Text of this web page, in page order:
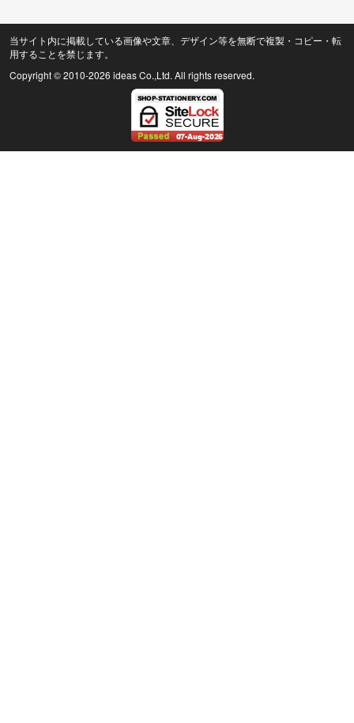
当サイト内に掲載している画像や文章、デザイン等を無断で複製・コピー・転
用することを禁じます。
Copyright © 2010-2026 ideas Co.,Ltd. All rights reserved.